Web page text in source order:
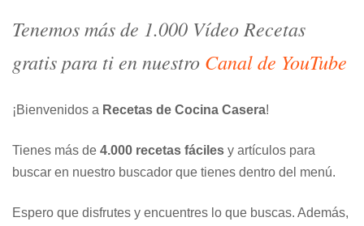
Tenemos más de 1.000 Vídeo Recetas
gratis para ti en nuestro Canal de YouTube
¡Bienvenidos a Recetas de Cocina Casera!
Tienes más de 4.000 recetas fáciles y artículos para
buscar en nuestro buscador que tienes dentro del menú.
Espero que disfrutes y encuentres lo que buscas. Además,